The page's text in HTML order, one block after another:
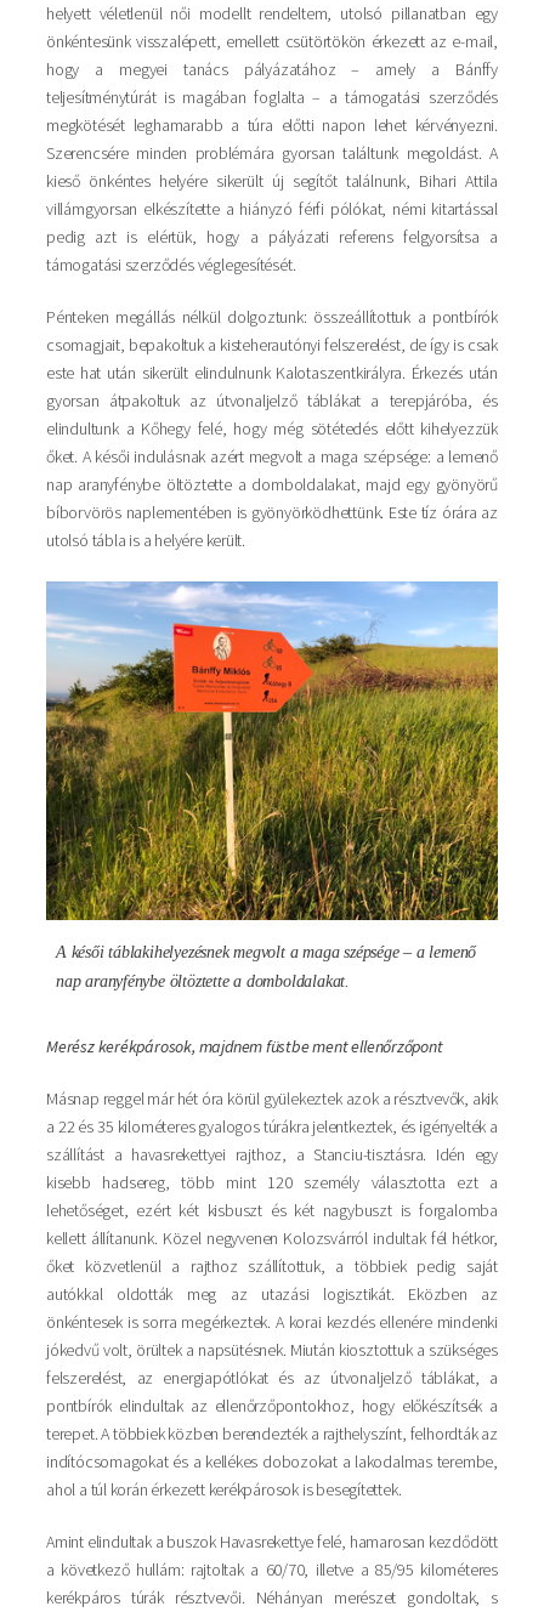
helyett véletlenül női modellt rendeltem, utolsó pillanatban egy
önkéntesünk visszalépett, emellett csütörtökön érkezett az e-mail,
hogy a megyei tanács pályázatához – amely a Bánffy
teljesítménytúrát is magában foglalta – a támogatási szerződés
megkötését leghamarabb a túra előtti napon lehet kérvényezni.
Szerencsére minden problémára gyorsan találtunk megoldást. A
kieső önkéntes helyére sikerült új segítőt találnunk, Bihari Attila
villámgyorsan elkészítette a hiányzó férfi pólókat, némi kitartással
pedig azt is elértük, hogy a pályázati referens felgyorsítsa a
támogatási szerződés véglegesítését.
Pénteken megállás nélkül dolgoztunk: összeállítottuk a pontbírók
csomagjait, bepakoltuk a kisteherautónyi felszerelést, de így is csak
este hat után sikerült elindulnunk Kalotaszentkirályra. Érkezés után
gyorsan átpakoltuk az útvonaljelző táblákat a terepjáróba, és
elindultunk a Kőhegy felé, hogy még sötétedés előtt kihelyezzük
őket. A késői indulásnak azért megvolt a maga szépsége: a lemenő
nap aranyfénybe öltöztette a domboldalakat, majd egy gyönyörű
bíborvörös naplementében is gyönyörködhettünk. Este tíz órára az
utolsó tábla is a helyére került.
Kép
A késői táblakihelyezésnek megvolt a maga szépsége – a lemenő
nap aranyfénybe öltöztette a domboldalakat.
Merész kerékpárosok, majdnem füstbe ment ellenőrzőpont
Másnap reggel már hét óra körül gyülekeztek azok a résztvevők, akik
a 22 és 35 kilométeres gyalogos túrákra jelentkeztek, és igényelték a
szállítást a havasrekettyei rajthoz, a Stanciu-tisztásra. Idén egy
kisebb hadsereg, több mint 120 személy választotta ezt a
lehetőséget, ezért két kisbuszt és két nagybuszt is forgalomba
kellett állítanunk. Közel negyvenen Kolozsvárról indultak fél hétkor,
őket közvetlenül a rajthoz szállítottuk, a többiek pedig saját
autókkal oldották meg az utazási logisztikát. Eközben az
önkéntesek is sorra megérkeztek. A korai kezdés ellenére mindenki
jókedvű volt, örültek a napsütésnek. Miután kiosztottuk a szükséges
felszerelést, az energiapótlókat és az útvonaljelző táblákat, a
pontbírók elindultak az ellenőrzőpontokhoz, hogy előkészítsék a
terepet. A többiek közben berendezték a rajthelyszínt, felhordták az
indítócsomagokat és a kellékes dobozokat a lakodalmas terembe,
ahol a túl korán érkezett kerékpárosok is besegítettek.
Amint elindultak a buszok Havasrekettye felé, hamarosan kezdődött
a következő hullám: rajtoltak a 60/70, illetve a 85/95 kilométeres
kerékpáros túrák résztvevői. Néhányan merészet gondoltak, s